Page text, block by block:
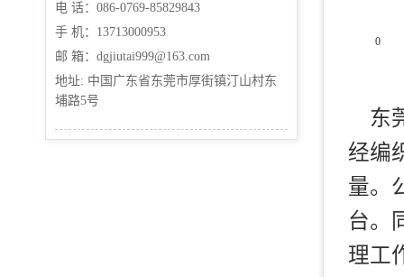
电 话：086-0769-85829843
手 机：13713000953
邮 箱：dgjiutai999@163.com
地址: 中国广东省东莞市厚街镇汀山村东
埔路5号
0
东
经编
量。
台。
理工